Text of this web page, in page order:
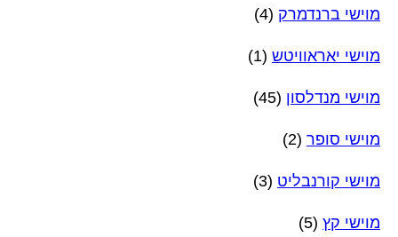
מוישי ברנדמרק (4)
מוישי יאראוויטש (1)
מוישי מנדלסון (45)
מוישי סופר (2)
מוישי קורנבליט (3)
מוישי קץ (5)